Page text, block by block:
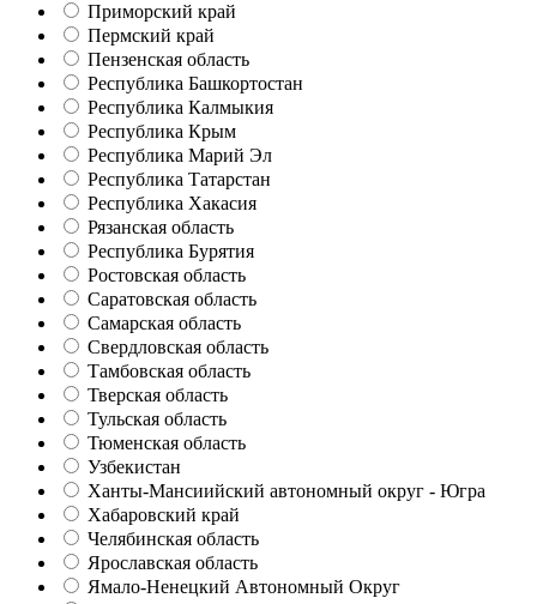
Приморский край
Пермский край
Пензенская область
Республика Башкортостан
Республика Калмыкия
Республика Крым
Республика Марий Эл
Республика Татарстан
Республика Хакасия
Рязанская область
Республика Бурятия
Ростовская область
Саратовская область
Самарская область
Свердловская область
Тамбовская область
Тверская область
Тульская область
Тюменская область
Узбекистан
Ханты-Мансиийский автономный округ - Югра
Хабаровский край
Челябинская область
Ярославская область
Ямало-Ненецкий Автономный Округ